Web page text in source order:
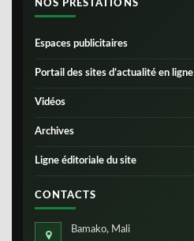
NOS PRESTATIONS
Espaces publicitaires
Portail des sites d’actualité en ligne
Vidéos
Archives
Ligne éditoriale du site
CONTACTS
Bamako, Mali